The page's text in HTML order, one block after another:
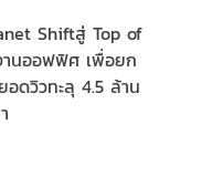
Shiftสู่ Top of
นออฟฟิศ เพื่อยก
อดวิวทะลุ 4.5 ล้าน